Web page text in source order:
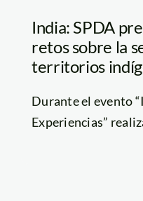
India: SPDA
retos sobre la
territorios
Durante el evento
Experiencias”